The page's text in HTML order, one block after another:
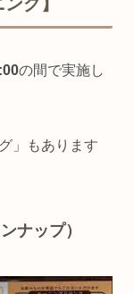
の間で実施し
」もあります
ナップ）